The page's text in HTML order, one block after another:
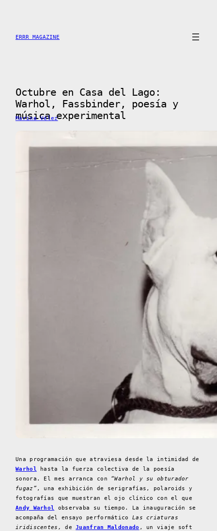
contenido
ERRR MAGAZINE
Octubre en Casa del Lago:
Warhol, Fassbinder, poesía y
música experimental
Marina Vélez
Una programación que atraviesa desde la intimidad de
Warhol hasta la fuerza colectiva de la poesía
sonora. El mes arranca con “Warhol y su obturador
fugaz” , una exhibición de serigrafías, polaroids y
fotografías que muestran el ojo clínico con el que
Andy Warhol
observaba su tiempo. La inauguración se
acompaña del ensayo performático Las criaturas
iridiscentes,
de Juanfran Maldonado , un viaje soft